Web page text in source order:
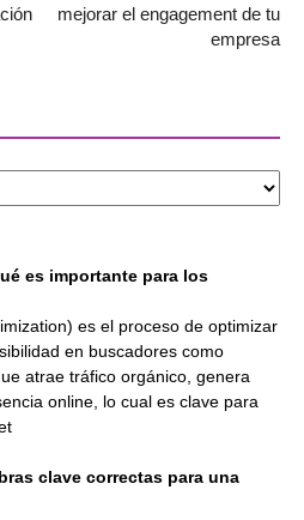
mejorar el engagement de tu
empresa
es importante para los
es el proceso de optimizar
en buscadores como
atrae tráfico orgánico, genera
online, lo cual es clave para
clave correctas para una